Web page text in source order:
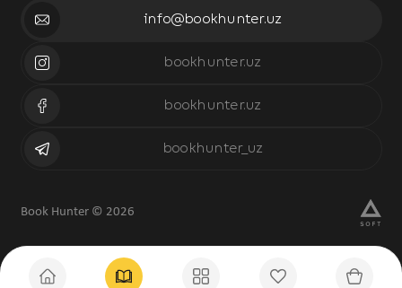
info@bookhunter.uz
bookhunter.uz
bookhunter.uz
bookhunter_uz
Book Hunter © 2026